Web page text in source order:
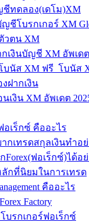
ชีทดลอง(เดโม)XM
ชีโบรกเกอร์ XM
วตน XM
เงินบัญชี XM อัพเดต
บนัส XM ฟรี โบนัส
ฝากเงิน
เงิน XM อัพเดต
อเร็กซ์ คืออะไร
กเทรดสกุลเงินทำอย่
Forex(ฟอเร็กซ์)ได้อ
ลักที่นิยมในการเทรด
คืออะไร
Factory
บรกเกอร์ฟอเร็กซ์